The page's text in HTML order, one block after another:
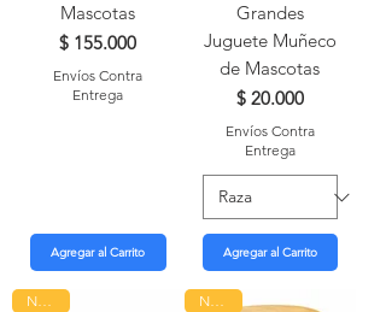
Mascotas
Precio
$ 155.000
Envíos Contra
Entrega
Agregar al Carrito
Grandes
Juguete Muñeco
de Mascotas
Precio
$ 20.000
Envíos Contra
Entrega
Agregar al Carrito
Nuevo Nuevo